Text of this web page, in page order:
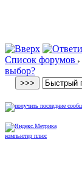
Список форумов
выбор?
компьютер плюс